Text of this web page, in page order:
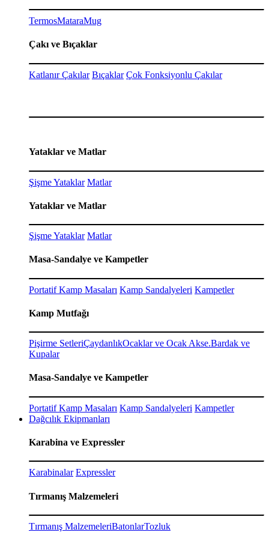
TermosMataraMug
Çakı ve Bıçaklar
Katlanır Çakılar Bıçaklar Çok Fonksiyonlu Çakılar
Yataklar ve Matlar
Şişme Yataklar Matlar
Yataklar ve Matlar
Şişme Yataklar Matlar
Masa-Sandalye ve Kampetler
Portatif Kamp Masaları Kamp Sandalyeleri Kampetler
Kamp Mutfağı
Pişirme SetleriÇaydanlıkOcaklar ve Ocak Akse.Bardak ve
Kupalar
Masa-Sandalye ve Kampetler
Portatif Kamp Masaları Kamp Sandalyeleri Kampetler
Dağcılık Ekipmanları
Karabina ve Expressler
Karabinalar Expressler
Tırmanış Malzemeleri
Tırmanış MalzemeleriBatonlarTozluk